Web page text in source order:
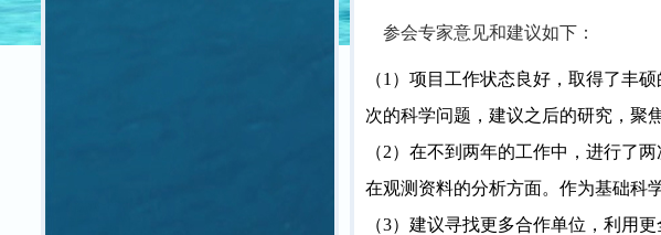
参会专家意见和建议如下：
（1 ）项目工作状态良好，取得了丰
次的科学问题，建议之后的研究，聚
（2）在不到两年的工作中，进行了
在观测资料的分析方面。作为基础科
（3）建议寻找更多合作单位，利用